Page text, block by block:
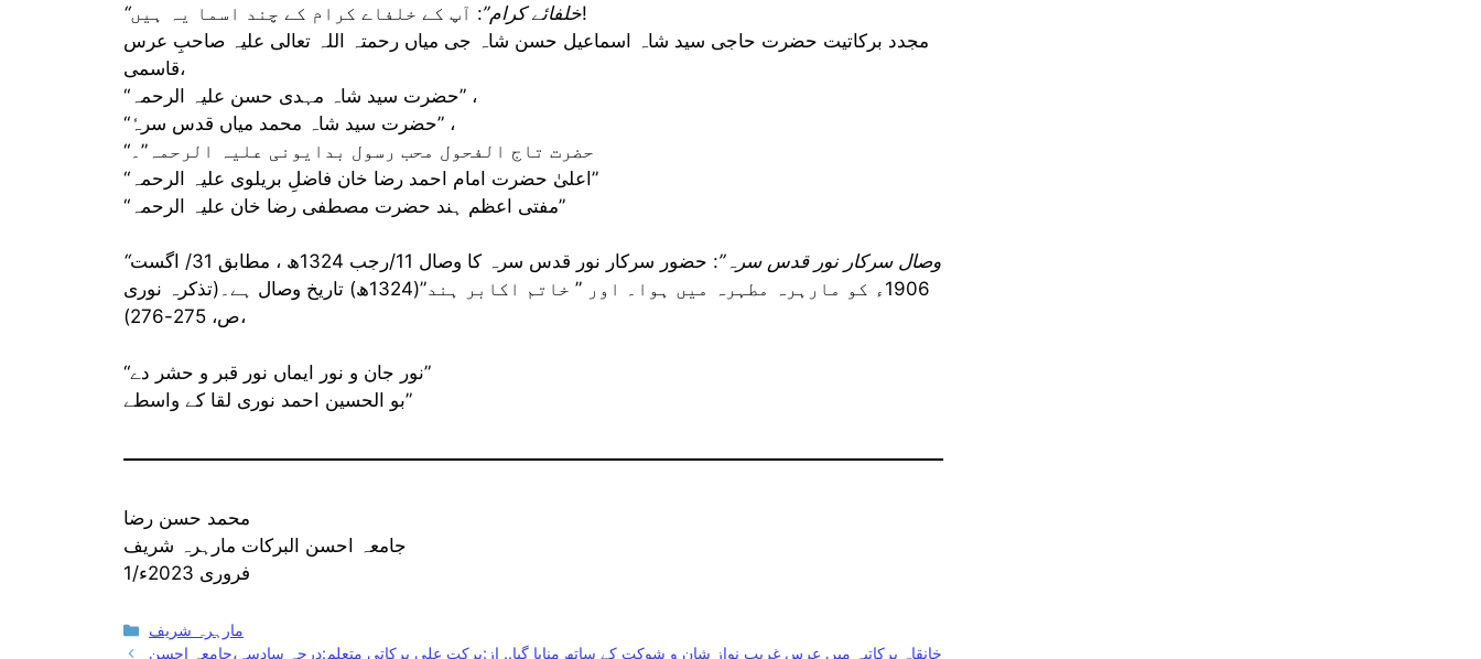
“خلفائے کرام”: آپ کے خلفاے کرام کے چند اسما یہ ہیں!
مجدد برکاتیت حضرت حاجی سید شاہ اسماعیل حسن شاہ جی میاں رحمتہ اللہ تعالی علیہ صاحبِ عرس
قاسمی،
“حضرت سید شاہ مہدی حسن علیہ الرحمہ” ،
“حضرت سید شاہ محمد میاں قدس سرہٗ” ،
“حضرت تاج الفحول محب رسول بدایونی علیہ الرحمہ”۔
“اعلیٰ حضرت امام احمد رضا خان فاضلِ بریلوی علیہ الرحمہ”
“مفتی اعظم ہند حضرت مصطفی رضا خان علیہ الرحمہ”
“وصال سرکار نور قدس سرہ”
: حضور سرکار نور قدس سرہ کا وصال 11/رجب 1324ھ ، مطابق 31/ اگست
1906ء کو مارہرہ مطہرہ میں ہوا۔ اور ” خاتم اکابر ہند”(1324ھ) تاریخ وصال ہے۔(تذکرہ نوری
،ص، 275-276)
“نور جان و نور ایماں نور قبر و حشر دے”
بو الحسین احمد نوری لقا کے واسطے”
محمد حسن رضا
جامعہ احسن البرکات مارہرہ شریف
1/فروری 2023ء
Categories
مارہرہ شریف
خانقاہ برکاتیہ میں عرس غریب نواز شان و شوکت کے ساتھ منایا گیا.. از:برکت علی برکاتی متعلم:درجہ سادسہ،جامعہ احسن